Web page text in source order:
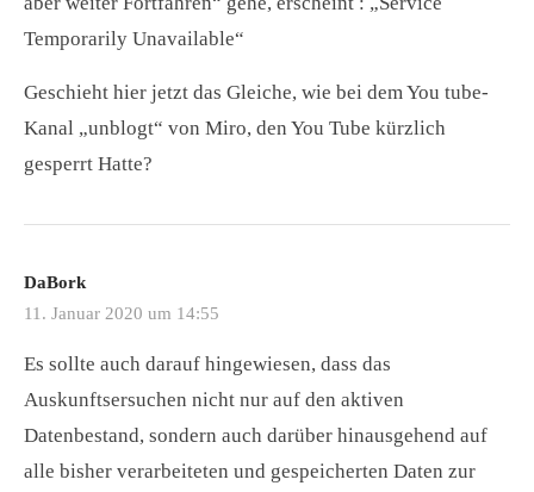
Temporarily Unavailable“
Geschieht hier jetzt das Gleiche, wie bei dem You tube-
Kanal „unblogt“ von Miro, den You Tube kürzlich
gesperrt Hatte?
DaBork
11. Januar 2020 um 14:55
Es sollte auch darauf hingewiesen, dass das
Auskunftsersuchen nicht nur auf den aktiven
Datenbestand, sondern auch darüber hinausgehend auf
alle bisher verarbeiteten und gespeicherten Daten zur